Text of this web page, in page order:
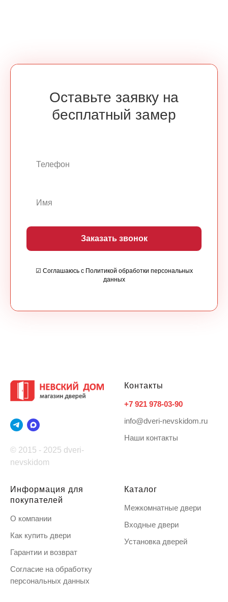
Оставьте заявку на
бесплатный замер
Заказать звонок
☑ Соглашаюсь с Политикой обработки персональных
данных
© 2015 - 2025 dveri-
nevskidom
Контакты
+7 921 978-03-90
info@dveri-nevskidom.ru
Наши контакты
Информация для
покупателей
О компании
Как купить двери
Гарантии и возврат
Согласие на обработку
персональных данных
Каталог
Межкомнатные двери
Входные двери
Установка дверей